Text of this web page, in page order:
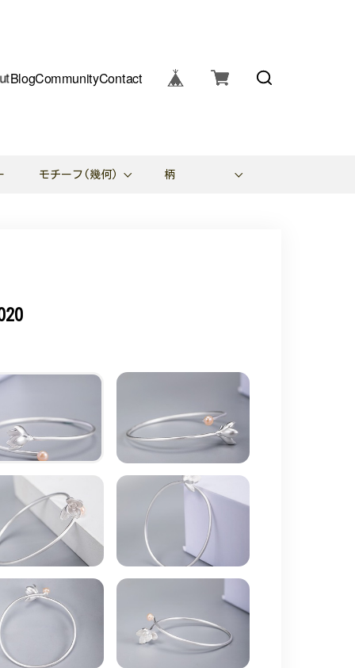
BlogCommunityContact
モチーフ(幾何) 柄